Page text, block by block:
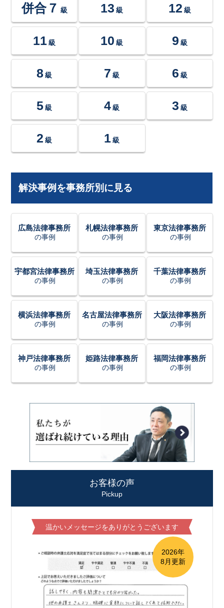
併合７ 級 13 級 12 級
11 級 10 級 9 級
8 級 7 級 6 級
5 級 4 級 3 級
2 級 1 級
解決事例を事務所別に見る
広島法律事務所
の事例
札幌法律事務所
の事例
東京法律事務所
の事例
宇都宮法律事務所
の事例
埼玉法律事務所
の事例
千葉法律事務所
の事例
横浜法律事務所
の事例
名古屋法律事務所
の事例
大阪法律事務所
の事例
神戸法律事務所
の事例
姫路法律事務所
の事例
福岡法律事務所
の事例
お客様の声
Pickup
温かいメッセージをありがとうございます
2026年
8月更新